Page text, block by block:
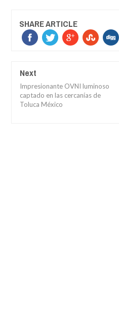
SHARE ARTICLE
Next
Impresionante OVNI luminoso
captado en las cercanías de
Toluca México